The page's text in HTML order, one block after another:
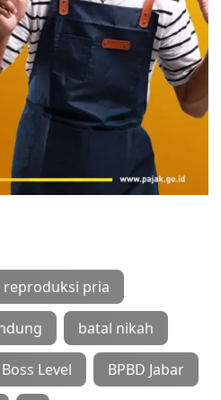
reproduksi pria
batal nikah
Boss Level BPBD Jabar